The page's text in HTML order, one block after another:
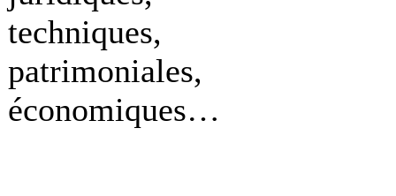
techniques,
patrimoniales,
économiques…